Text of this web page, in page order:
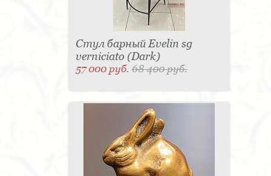
Стул барный Evelin sg
verniciato (Dark)
57 000 руб.68 400 руб.